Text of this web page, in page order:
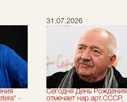
-
31.07.2026
Сегодня День Рождения
отмечает нар.арт.СССР,